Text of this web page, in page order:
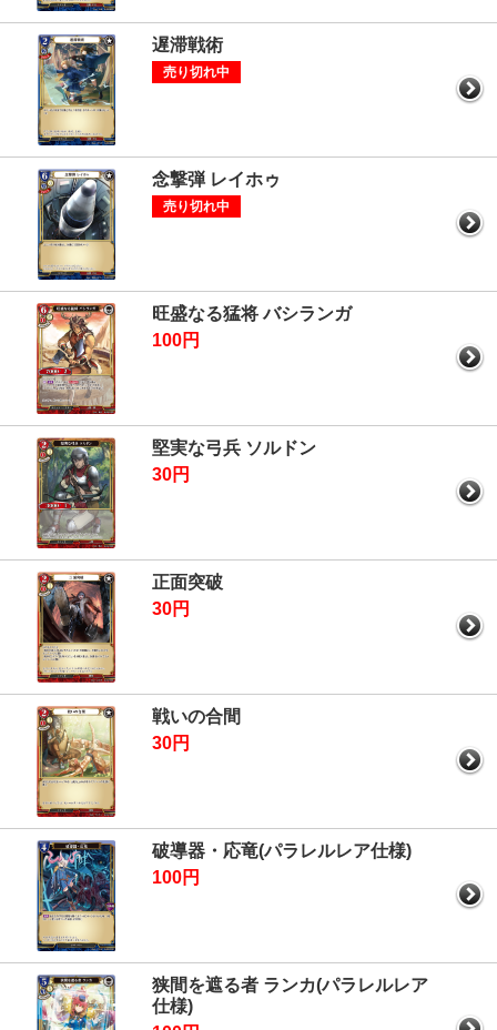
遅滞戦術
売り切れ中
念撃弾 レイホゥ
売り切れ中
旺盛なる猛将 バシランガ
100円
堅実な弓兵 ソルドン
30円
正面突破
30円
戦いの合間
30円
破導器・応竜(パラレルレア仕様)
100円
狭間を遮る者 ランカ(パラレルレア
仕様)